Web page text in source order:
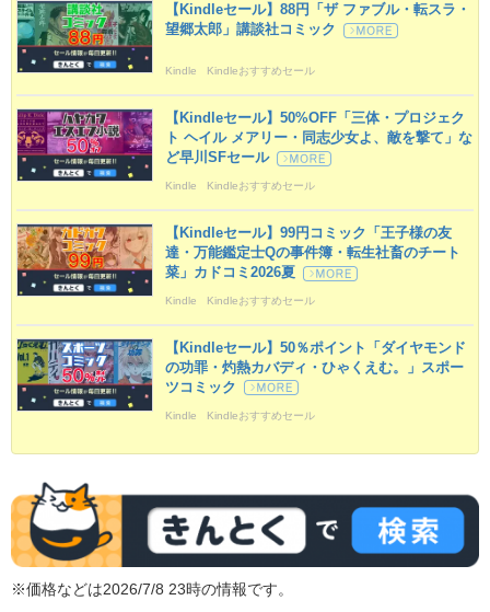
【Kindleセール】88円「ザ ファブル・転スラ・
望郷太郎」講談社コミック
Kindle Kindleおすすめセール
【Kindleセール】50%OFF「三体・プロジェク
ト ヘイル メアリー・同志少女よ、敵を撃て」な
ど早川SFセール
Kindle Kindleおすすめセール
【Kindleセール】99円コミック「王子様の友
達・万能鑑定士Qの事件簿・転生社畜のチート
菜」カドコミ2026夏
Kindle Kindleおすすめセール
【Kindleセール】50％ポイント「ダイヤモンド
の功罪・灼熱カバディ・ひゃくえむ。」スポー
ツコミック
Kindle Kindleおすすめセール
※価格などは2026/7/8 23時の情報です。